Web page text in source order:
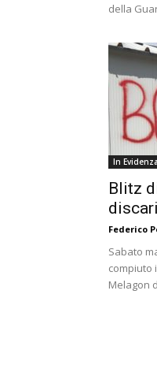
della
In Evidenza
Blitz
Federico
Sabato
compiuto
Melagon